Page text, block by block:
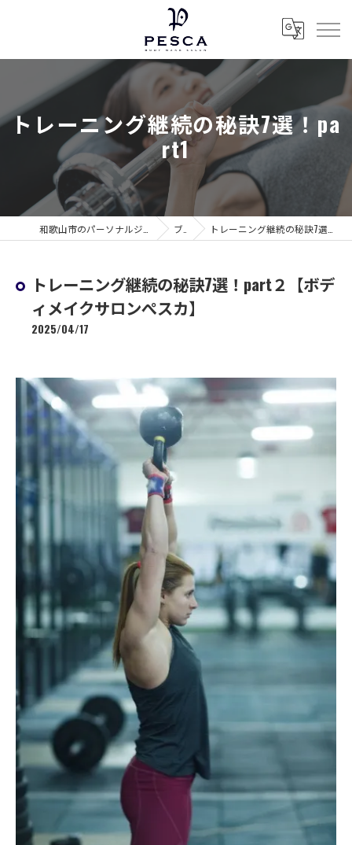
トレーニング継続の秘訣7選！pa
rt1
ブログ トレーニング継続の秘訣7選！part２【ボディメイクサロンぺスカ】
トレーニング継続の秘訣7選！part２【ボデ
ィメイクサロンぺスカ】
2025/04/17